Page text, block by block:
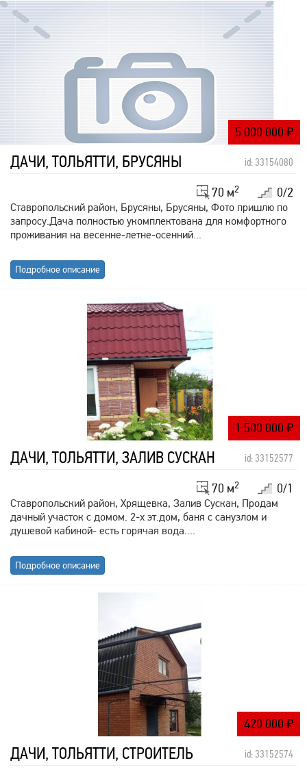
5 000 000 ₽
ДАЧИ, ТОЛЬЯТТИ, БРУСЯНЫ id: 33154080
0/2
70 м2
Ставропольский район, Брусяны, Брусяны, Фото пришлю по
запросу.Дача полностью укомплектована для комфортного
проживания на весенне-летне-осенний...
Подробное описание
1 500 000 ₽
ДАЧИ, ТОЛЬЯТТИ, ЗАЛИВ СУСКАН id: 33152577
0/1
70 м2
Ставропольский район, Хрящевка, Залив Сускан, Продам
дачный участок с домом. 2-х эт.дом, баня с санузлом и
душевой кабиной- есть горячая вода....
Подробное описание
420 000 ₽
ДАЧИ, ТОЛЬЯТТИ, СТРОИТЕЛЬ id: 33152574